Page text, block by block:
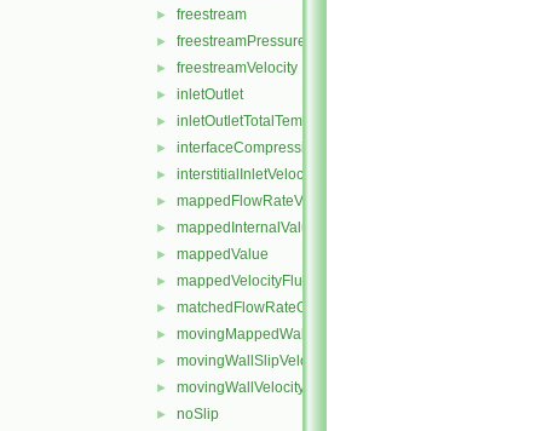
► freestream
► freestreamPressure
► freestreamVelocity
► inletOutlet
► inletOutletTotalTemperature
► interfaceCompression
► interstitialInletVelocity
► mappedFlowRateVelocity
► mappedInternalValue
► mappedValue
► mappedVelocityFlux
► matchedFlowRateOutletVelocity
► movingMappedWallVelocity
► movingWallSlipVelocity
► movingWallVelocity
► noSlip